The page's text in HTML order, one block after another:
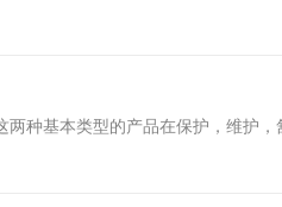
种基本类型的产品在保护，维护